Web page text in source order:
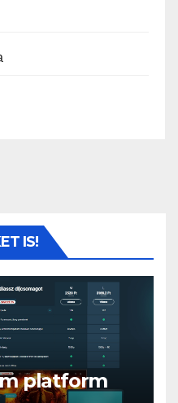
IS!
platform